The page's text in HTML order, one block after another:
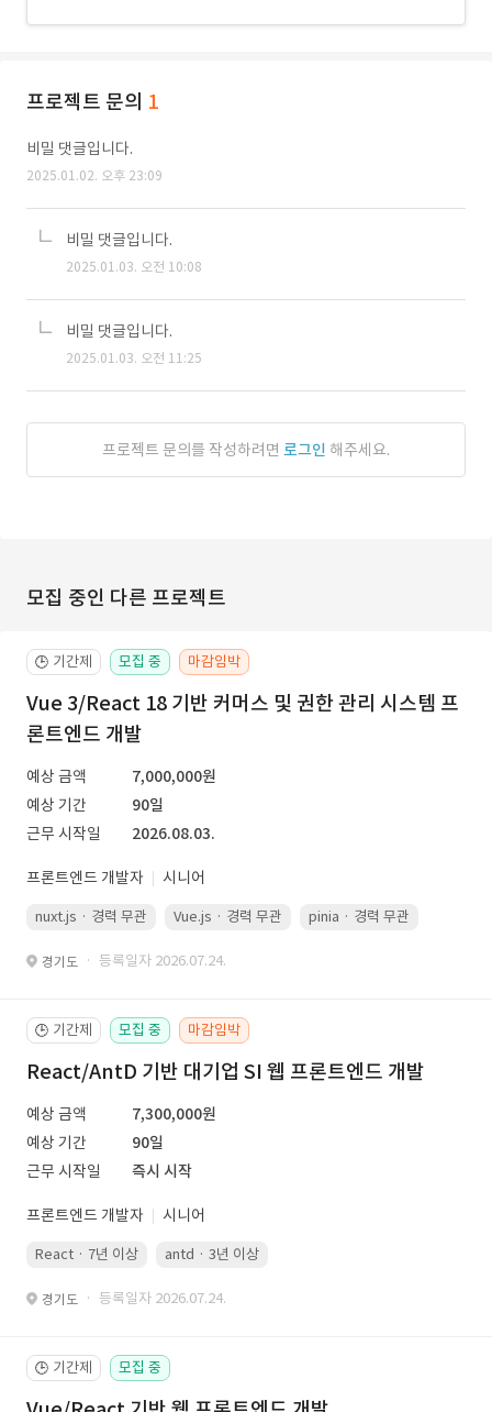
프로젝트 문의 1
비밀 댓글입니다.
2025.01.02. 오후 23:09
비밀 댓글입니다.
2025.01.03. 오전 10:08
비밀 댓글입니다.
2025.01.03. 오전 11:25
프로젝트 문의를 작성하려면 로그인 해주세요.
모집 중인 다른 프로젝트
🕒 기간제 모집 중 마감임박
Vue 3/React 18 기반 커머스 및 권한 관리 시스템 프
론트엔드 개발
예상 금액
7,000,000원
예상 기간
90일
근무 시작일
2026.08.03.
프론트엔드 개발자 시니어
nuxt.js · 경력 무관 Vue.js · 경력 무관 pinia · 경력 무관
경기도 · 등록일자 2026.07.24.
🕒 기간제 모집 중 마감임박
React/AntD 기반 대기업 SI 웹 프론트엔드 개발
예상 금액
7,300,000원
예상 기간
90일
근무 시작일
즉시 시작
프론트엔드 개발자 시니어
React · 7년 이상 antd · 3년 이상
경기도 · 등록일자 2026.07.24.
🕒 기간제 모집 중